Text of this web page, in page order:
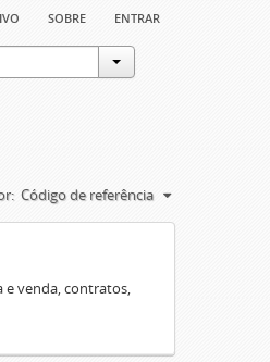
sobre entrar
Código de referência
e venda, contratos,